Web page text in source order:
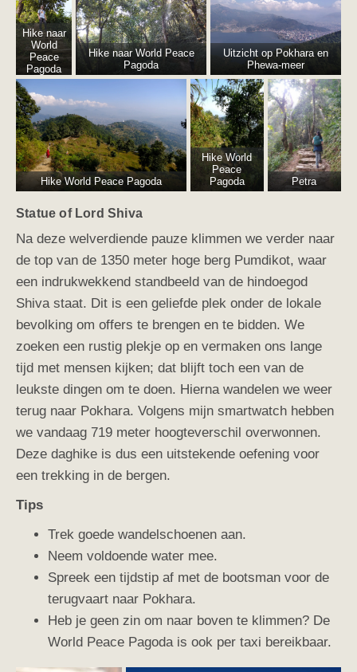
Hike naar
World
Peace
Pagoda
Hike naar World Peace
Pagoda
Uitzicht op Pokhara en
Phewa-meer
Hike World Peace Pagoda
Hike World
Peace
Pagoda
Petra
Statue of Lord Shiva
Na deze welverdiende pauze klimmen we verder naar
de top van de 1350 meter hoge berg Pumdikot, waar
een indrukwekkend standbeeld van de hindoegod
Shiva staat. Dit is een geliefde plek onder de lokale
bevolking om offers te brengen en te bidden. We
zoeken een rustig plekje op en vermaken ons lange
tijd met mensen kijken; dat blijft toch een van de
leukste dingen om te doen. Hierna wandelen we weer
terug naar Pokhara. Volgens mijn smartwatch hebben
we vandaag 719 meter hoogteverschil overwonnen.
Deze daghike is dus een uitstekende oefening voor
een trekking in de bergen.
Tips
Trek goede wandelschoenen aan.
Neem voldoende water mee.
Spreek een tijdstip af met de bootsman voor de
terugvaart naar Pokhara.
Heb je geen zin om naar boven te klimmen? De
World Peace Pagoda is ook per taxi bereikbaar.